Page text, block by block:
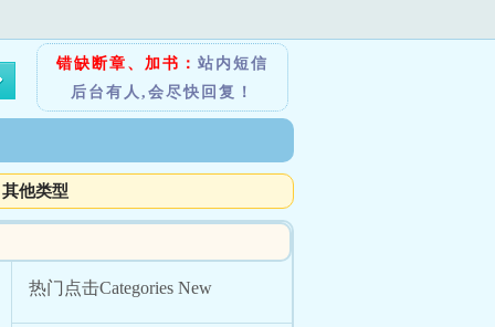
错缺断章、加书： 站内短信
后台有人,会尽快回复！
其他类型
热门点击Categories New